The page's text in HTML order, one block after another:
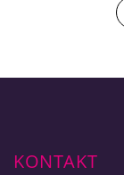
KONTAKT